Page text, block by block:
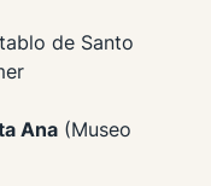
de Santo
Ana(Museo